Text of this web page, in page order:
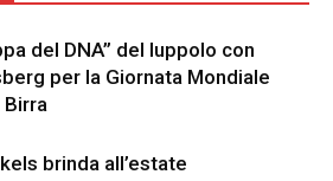
del DNA” del luppolo con
per la Giornata Mondiale
Birra
brinda all’estate